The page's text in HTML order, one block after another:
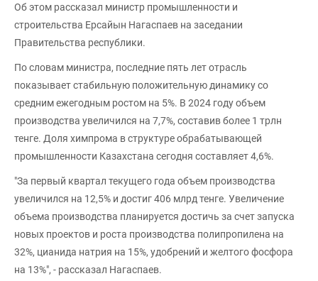
Об этом рассказал министр промышленности и
строительства Ерсайын Нагаспаев на заседании
Правительства республики.
По словам министра, последние пять лет отрасль
показывает стабильную положительную динамику со
средним ежегодным ростом на 5%. В 2024 году объем
производства увеличился на 7,7%, составив более 1 трлн
тенге. Доля химпрома в структуре обрабатывающей
промышленности Казахстана сегодня составляет 4,6%.
"За первый квартал текущего года объем производства
увеличился на 12,5% и достиг 406 млрд тенге. Увеличение
объема производства планируется достичь за счет запуска
новых проектов и роста производства полипропилена на
32%, цианида натрия на 15%, удобрений и желтого фосфора
на 13%", - рассказал Нагаспаев.